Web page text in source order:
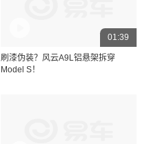
01:39
刷漆伪装？风云A9L铝悬架拆穿
Model S！